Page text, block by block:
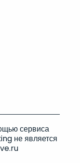
сервиса
не является